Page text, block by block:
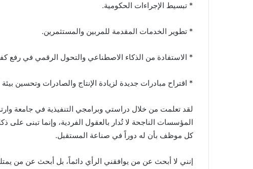
* تبسيط الإجراءات الحكومية.
* تطوير الخدمات المقدمة للمربين والمستثمرين.
* الاستفادة من الذكاء الاصطناعي والتحول الرقمي في رفع
* اقتراح مبادرات جديدة لزيادة الإنتاج والصادرات وتحسين بيئة
كل موظف بأن له دوراً في صناعة المستقبل.
إنني لا أبحث عن من يوافقني الرأي دائماً، بل أبحث عن من